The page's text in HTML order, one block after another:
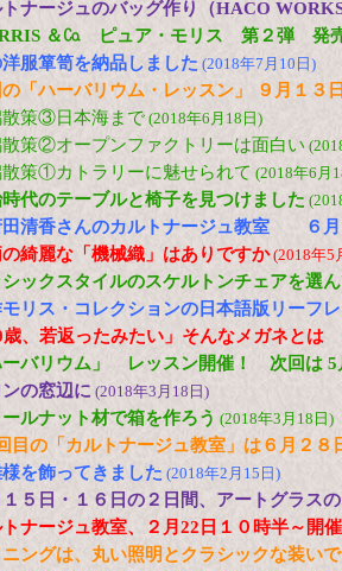
トナージュのバッグ作り（HACO
＆㏇ ピュア・モリス 第２弾 発
服箪笥を納品しました (2018年7月10日)
「ハーバリウム・レッスン」 ９月１３
散策③日本海まで (2018年6月18日)
散策②オープンファクトリーは面白い
散策①カトラリーに魅せられて (2018年6月
代のテーブルと椅子を見つけました
田清香さんのカルトナージュ教室 ６月
の綺麗な「機械織」はありですか(2018年5
ックスタイルのスケルトンチェアを選
モリス・コレクションの日本語版リー
歳、若返ったみたい」そんなメガネと
ーバリウム」 レッスン開催！ 次回は 5
の窓辺に (2018年3月18日)
ルナット材で箱を作ろう (2018年3月18日)
目の「カルトナージュ教室」は６月２８
を飾ってきました (2018年2月15日)
１５日・１６日の２日間、アートグラス
トナージュ教室、２月22日１０時半～開
ングは、丸い照明とクラシックな装いで